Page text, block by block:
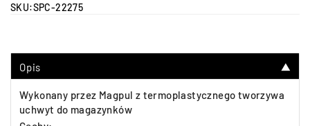
SKU:SPC-22275
Opis ▼
Wykonany przez Magpul z termoplastycznego tworzywa
uchwyt do magazynków